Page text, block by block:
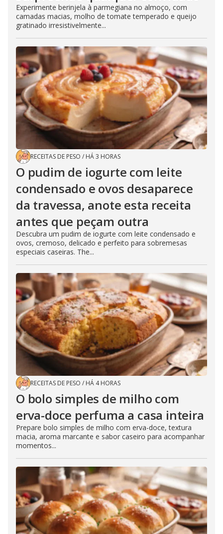
Experimente berinjela à parmegiana no almoço, com
camadas macias, molho de tomate temperado e queijo
gratinado irresistivelmente...
RECEITAS DE PESO / HÁ 3 HORAS
O pudim de iogurte com leite
condensado e ovos desaparece
da travessa, anote esta receita
antes que peçam outra
Descubra um pudim de iogurte com leite condensado e
ovos, cremoso, delicado e perfeito para sobremesas
especiais caseiras. The...
RECEITAS DE PESO / HÁ 4 HORAS
O bolo simples de milho com
erva-doce perfuma a casa inteira
Prepare bolo simples de milho com erva-doce, textura
macia, aroma marcante e sabor caseiro para acompanhar
momentos...